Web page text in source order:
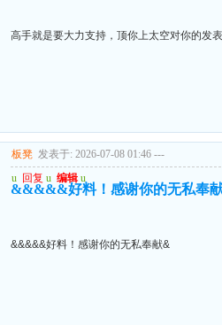
高手就是要大力支持，顶你上太空对你的发表
板凳 发表于: 2026-07-08 01:46 ---
u 回复 u 编辑 u
&&&&&好料！感谢你的无私奉
&&&&&好料！感谢你的无私奉献&